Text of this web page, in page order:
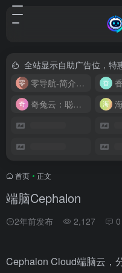
全站显示自助广告位，特
零导航-简介实用的网址导航
奇兔云：聪明人的“省”钱计划！
首页 • 正文
端脑Cephalon
2年前发布 2,127 0
Cephalon Cloud端脑云，